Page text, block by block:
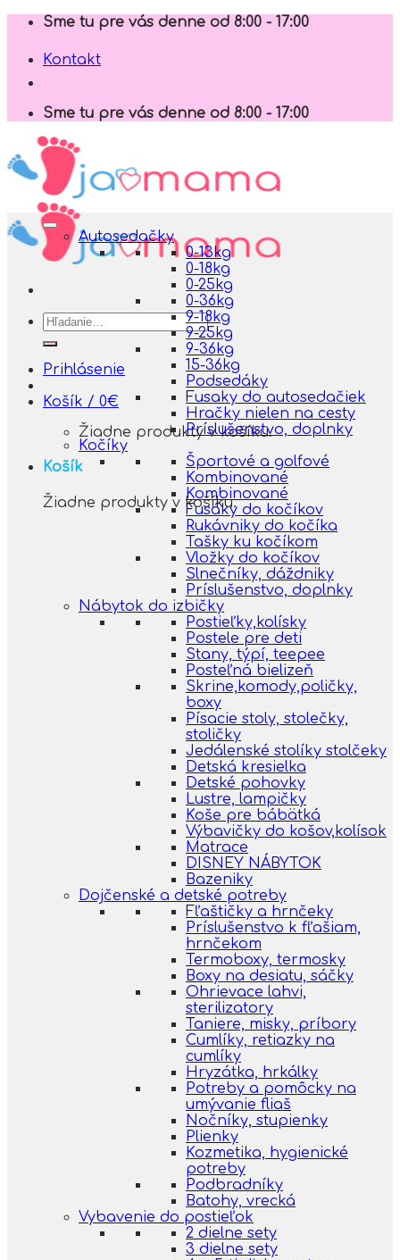
Skip
content
Sme tu pre vás denne od 8:00 - 17:00
Kontakt
Sme tu pre vás denne od 8:00 - 17:00
Hľadať:
Prihlásenie
Košík / 0€
Žiadne produkty v košíku.
Košík
Žiadne produkty v košíku.
Autosedačky
0-13kg
0-18kg
0-25kg
0-36kg
9-18kg
9-25kg
9-36kg
15-36kg
Podsedáky
Fusaky do autosedačiek
Hračky nielen na cesty
Príslušenstvo, doplnky
Kočíky
Športové a golfové
Kombinované
Kombinované
Fusáky do kočíkov
Rukávniky do kočíka
Tašky ku kočíkom
Vložky do kočíkov
Slnečníky, dáždniky
Príslušenstvo, doplnky
Nábytok do izbičky
Postieľky,kolísky
Postele pre deti
Stany, týpí, teepee
Posteľná bielizeň
Skrine,komody,poličky,
boxy
Písacie stoly, stolečky,
stoličky
Jedálenské stolíky stolčeky
Detská kresielka
Detské pohovky
Lustre, lampičky
Koše pre bábätká
Výbavičky do košov,kolísok
Matrace
DISNEY NÁBYTOK
Bazeniky
Dojčenské a detské potreby
Fľaštičky a hrnčeky
Príslušenstvo k fľašiam,
hrnčekom
Termoboxy, termosky
Boxy na desiatu, sáčky
Ohrievace lahvi,
sterilizatory
Taniere, misky, príbory
Cumlíky, retiazky na
cumlíky
Hryzátka, hrkálky
Potreby a pomôcky na
umývanie fliaš
Nočníky, stupienky
Plienky
Kozmetika, hygienické
potreby
Podbradníky
Batohy, vrecká
Vybavenie do postieľok
2 dielne sety
3 dielne sety